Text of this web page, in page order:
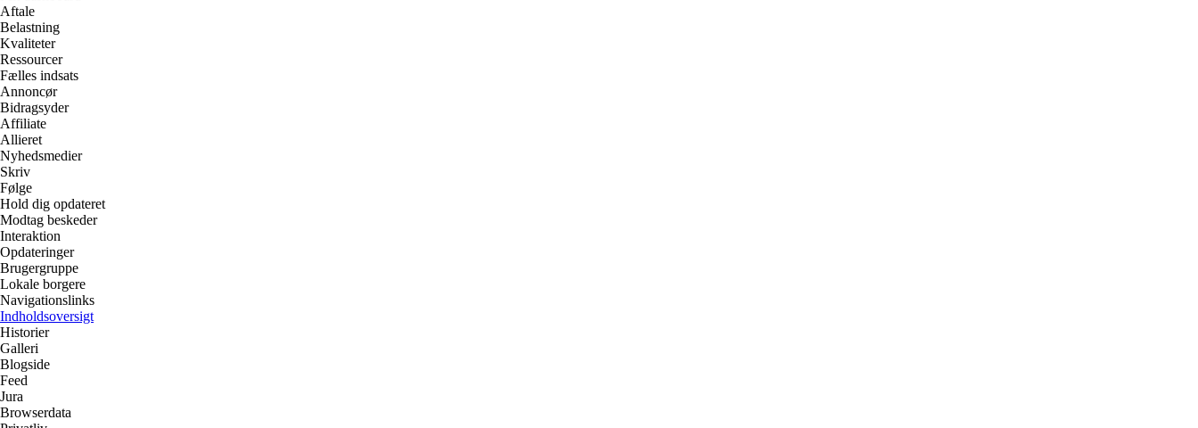
Aftale
Belastning
Kvaliteter
Ressourcer
Fælles indsats
Annoncør
Bidragsyder
Affiliate
Allieret
Nyhedsmedier
Skriv
Følge
Hold dig opdateret
Modtag beskeder
Interaktion
Opdateringer
Brugergruppe
Lokale borgere
Navigationslinks
Indholdsoversigt
Historier
Galleri
Blogside
Feed
Jura
Browserdata